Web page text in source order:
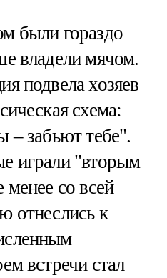
были гораздо
владели мячом.
подвела хозяев
схема:
– забьют тебе".
играли "вторым
со всей
отнеслись к
встречи стал